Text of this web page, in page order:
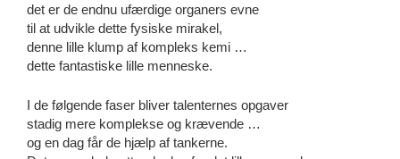
det er de endnu ufærdige organers evne
til at udvikle dette fysiske mirakel,
denne lille klump af kompleks kemi …
dette fantastiske lille menneske.
I de følgende faser bliver talenternes opgaver
stadig mere komplekse og krævende …
og en dag får de hjælp af tankerne.